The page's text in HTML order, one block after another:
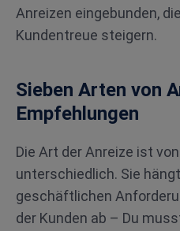
Anreizen eingebunden,
Kundentreue steigern.
Sieben Arten von
Empfehlungen
Die Art der Anreize ist
unterschiedlich. Sie
geschäftlichen
der Kunden ab – Du